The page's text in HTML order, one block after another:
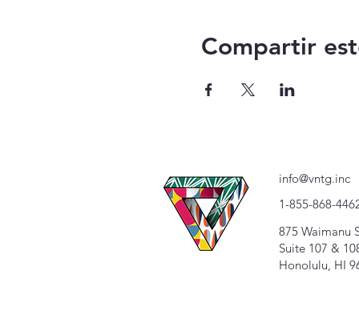
Compartir
info@vntg.inc
1-855-868-
875 Waimanu
Suite 107 &
Honolulu, HI